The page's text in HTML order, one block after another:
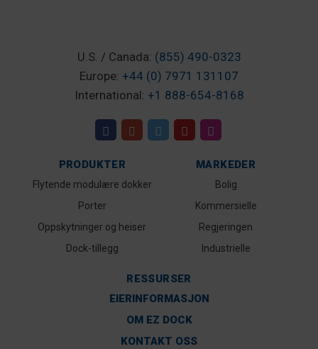
U.S. / Canada: (855) 490-0323
Europe: +44 (0) 7971 131107
International: +1 888-654-8168
PRODUKTER
Flytende modulære dokker
Porter
Oppskytninger og heiser
Dock-tillegg
MARKEDER
Bolig
Kommersielle
Regjeringen
Industrielle
RESSURSER
EIERINFORMASJON
OM EZ DOCK
KONTAKT OSS